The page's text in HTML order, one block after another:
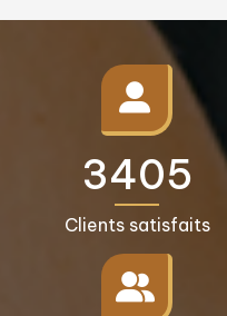
3500+
Clients satisfaits